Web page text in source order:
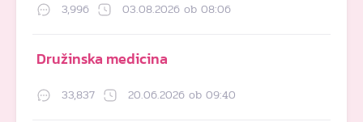
3,996 03.08.2026 ob 08:06
Družinska medicina
33,837 20.06.2026 ob 09:40